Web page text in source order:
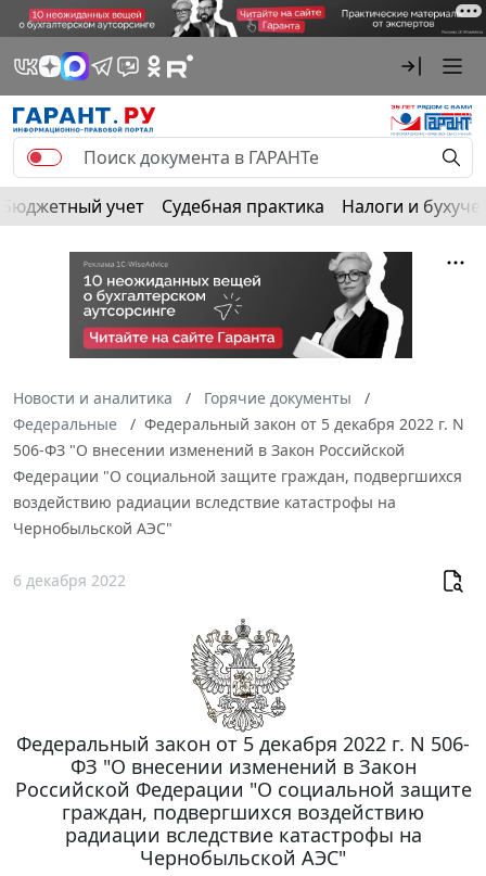
Бюджетный учет Судебная практика Налоги и
Новости и аналитика
Горячие документы
Федеральные
Федеральный закон от 5 декабря 2022 г. N
506-ФЗ "О внесении изменений в Закон Российской
Федерации "О социальной защите граждан, подвергшихся
воздействию радиации вследствие катастрофы на
Чернобыльской АЭС"
6 декабря 2022
Федеральный закон от 5 декабря 2022 г. N 506-
ФЗ "О внесении изменений в Закон
Российской Федерации "О социальной защите
граждан, подвергшихся воздействию
радиации вследствие катастрофы на
Чернобыльской АЭС"